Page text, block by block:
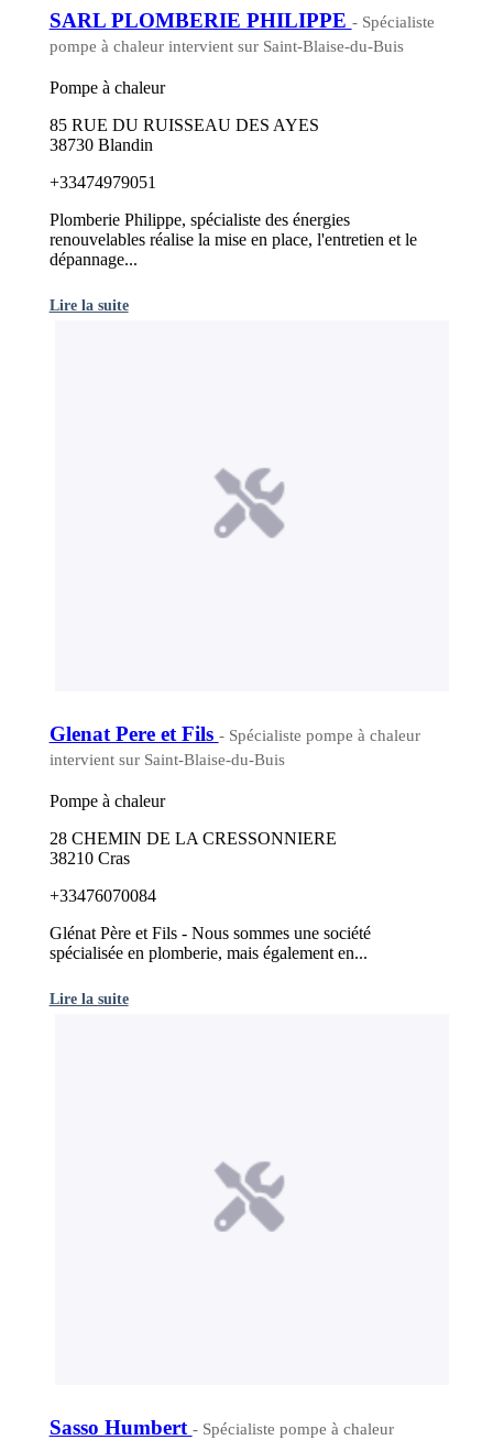
SARL PLOMBERIE PHILIPPE - Spécialiste
pompe à chaleur intervient sur Saint-Blaise-du-Buis
Pompe à chaleur
85 RUE DU RUISSEAU DES AYES
38730 Blandin
+33474979051
Plomberie Philippe, spécialiste des énergies
renouvelables réalise la mise en place, l'entretien et le
dépannage...
Lire la suite
Glenat Pere et Fils - Spécialiste pompe à chaleur
intervient sur Saint-Blaise-du-Buis
Pompe à chaleur
28 CHEMIN DE LA CRESSONNIERE
38210 Cras
+33476070084
Glénat Père et Fils - Nous sommes une société
spécialisée en plomberie, mais également en...
Lire la suite
Sasso Humbert - Spécialiste pompe à chaleur